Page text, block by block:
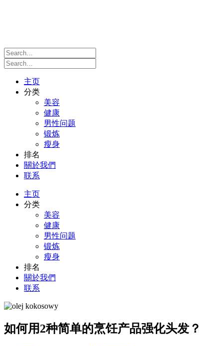
主页
分类
美容
健康
男性问题
锻炼
瘦身
排名
關於我們
联系
主页
分类
美容
健康
男性问题
锻炼
瘦身
排名
關於我們
联系
如何用2种简单的烹饪产品强化头发？